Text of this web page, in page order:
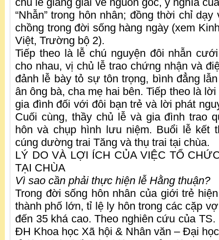
“Nhẫn” trong hôn nhân; đồng thời chỉ
chồng trong đời sống hàng ngày (xem
Việt, Trường bộ 2).
Tiếp theo là lễ chú nguyện đôi nhẫn
cho nhau, vị chủ lễ trao chứng nhận và
đảnh lễ bày tỏ sự tôn trọng, bình đẳng
ân ông bà, cha mẹ hai bên. Tiếp theo là
gia đình đối với đôi bạn trẻ và lời phát
Cuối cùng, thầy chủ lễ và gia đình trao
hôn và chụp hình lưu niệm. Buổi lễ kết
cúng dường trai Tăng và thụ trai tại chùa.
LÝ DO VÀ LỢI ÍCH CỦA VIỆC TỔ
TẠI CHÙA
Vì sao cần phải thực hiện lễ Hằng thuận?
Trong đời sống hôn nhân của giới trẻ
thành phố lớn, tỉ lệ ly hôn trong các cặp
đến 35 khá cao. Theo nghiên cứu của
ĐH Khoa học Xã hội & Nhân văn – Đại